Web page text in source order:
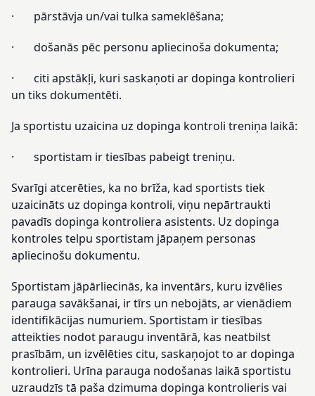
· pārstāvja un/vai tulka sameklēšana;
· došanās pēc personu apliecinoša dokumenta;
· citi apstākļi, kuri saskaņoti ar dopinga kontrolieri
un tiks dokumentēti.
Ja sportistu uzaicina uz dopinga kontroli treniņa laikā:
· sportistam ir tiesības pabeigt treniņu.
Svarīgi atcerēties, ka no brīža, kad sportists tiek
uzaicināts uz dopinga kontroli, viņu nepārtraukti
pavadīs dopinga kontroliera asistents. Uz dopinga
kontroles telpu sportistam jāpaņem personas
apliecinošu dokumentu.
Sportistam jāpārliecinās, ka inventārs, kuru izvēlies
parauga savākšanai, ir tīrs un nebojāts, ar vienādiem
identifikācijas numuriem. Sportistam ir tiesības
atteikties nodot paraugu inventārā, kas neatbilst
prasībām, un izvēlēties citu, saskaņojot to ar dopinga
kontrolieri. Urīna parauga nodošanas laikā sportistu
uzraudzīs tā paša dzimuma dopinga kontrolieris vai